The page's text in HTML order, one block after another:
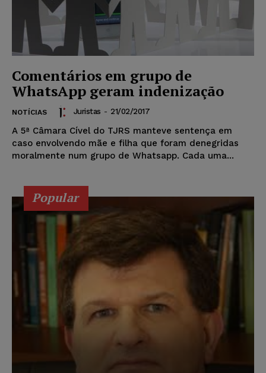
Comentários em grupo de
WhatsApp geram indenização
NOTÍCIAS Juristas - 21/02/2017
A 5ª Câmara Cível do TJRS manteve sentença em
caso envolvendo mãe e filha que foram denegridas
moralmente num grupo de Whatsapp. Cada uma...
Popular